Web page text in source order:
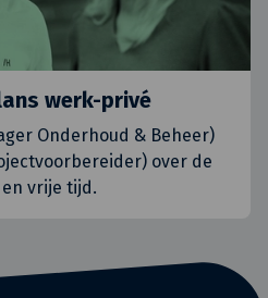
werk-privé
Onderhoud & Beheer)
over de
vrije tijd.